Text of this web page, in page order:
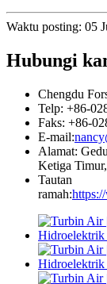
Waktu posting: 05
Hubungi
Chengdu
Telp: +86-
Faks: +86-
E-mail:
Alamat:
Ketiga
Tautan
ramah: